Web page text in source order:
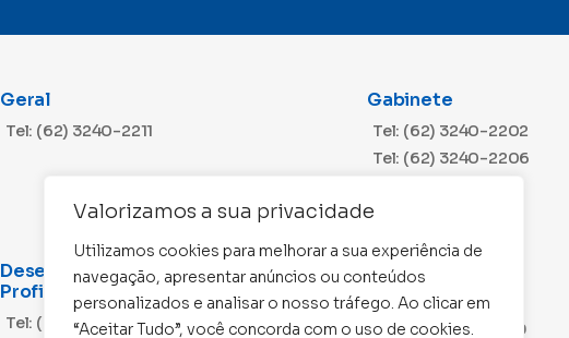
Valorizamos a sua privacidade
Utilizamos cookies para melhorar a sua experiência de
navegação, apresentar anúncios ou conteúdos
personalizados e analisar o nosso tráfego. Ao clicar em
“Aceitar Tudo”, você concorda com o uso de cookies.
Geral
Tel: (62) 3240-2211
Gabinete
Tel: (62) 3240-2202
Tel: (62) 3240-2206
Desenvolvimento
Profissional
Tel: (62) 3240-2203
Cobrança
Tel: (62) 3240-2216
Tel: (62) 3240-2229